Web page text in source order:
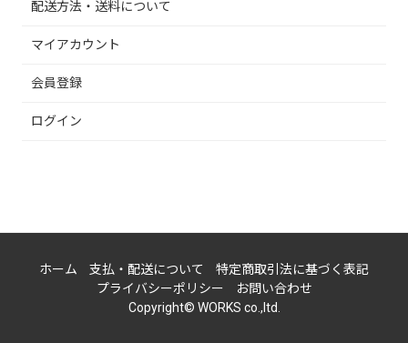
配送方法・送料について
マイアカウント
会員登録
ログイン
ホーム 支払・配送について
特定商取引法に基づく表記
プライバシーポリシー
お問い合わせ
Copyright© WORKS co.,ltd.